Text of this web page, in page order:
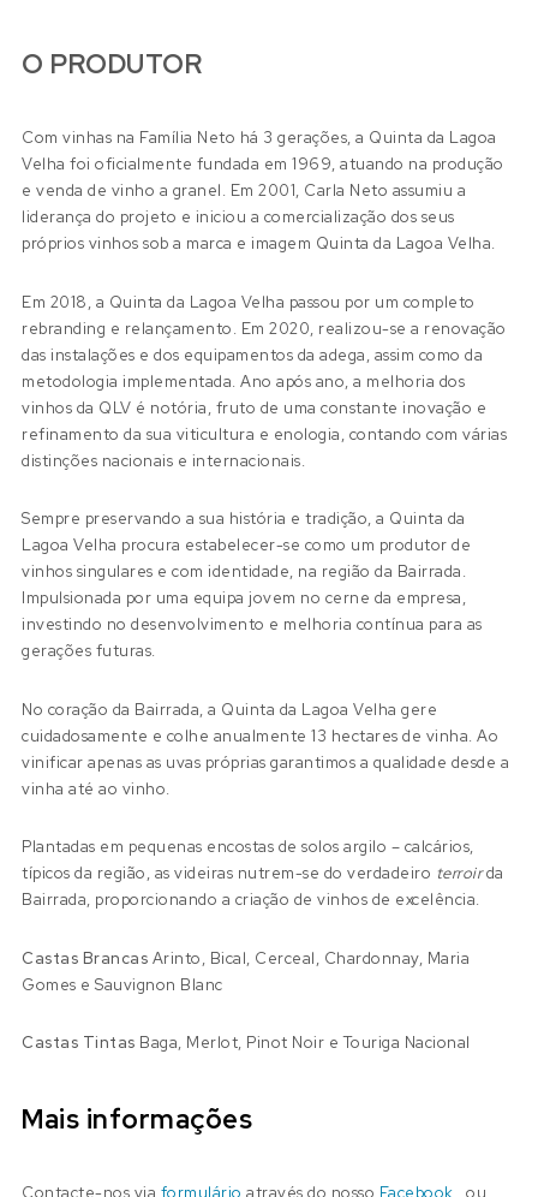
O PRODUTOR
Com vinhas na Família Neto há 3 gerações, a Quinta da Lagoa
Velha foi oficialmente fundada em 1969, atuando na produção
e venda de vinho a granel. Em 2001, Carla Neto assumiu a
liderança do projeto e iniciou a comercialização dos seus
próprios vinhos sob a marca e imagem Quinta da Lagoa Velha.
Em 2018, a Quinta da Lagoa Velha passou por um completo
rebranding e relançamento. Em 2020, realizou-se a renovação
das instalações e dos equipamentos da adega, assim como da
metodologia implementada. Ano após ano, a melhoria dos
vinhos da QLV é notória, fruto de uma constante inovação e
refinamento da sua viticultura e enologia, contando com várias
distinções nacionais e internacionais.
Sempre preservando a sua história e tradição, a Quinta da
Lagoa Velha procura estabelecer-se como um produtor de
vinhos singulares e com identidade, na região da Bairrada.
Impulsionada por uma equipa jovem no cerne da empresa,
investindo no desenvolvimento e melhoria contínua para as
gerações futuras.
No coração da Bairrada, a Quinta da Lagoa Velha gere
cuidadosamente e colhe anualmente 13 hectares de vinha. Ao
vinificar apenas as uvas próprias garantimos a qualidade desde a
vinha até ao vinho.
Plantadas em pequenas encostas de solos argilo – calcários,
típicos da região, as videiras nutrem-se do verdadeiro terroirda
Bairrada, proporcionando a criação de vinhos de excelência.
Castas Brancas Arinto, Bical, Cerceal, Chardonnay, Maria
Gomes e Sauvignon Blanc
Castas Tintas Baga, Merlot, Pinot Noir e Touriga Nacional
Mais informações
Contacte-nos via formulário através do nosso Facebook , ou